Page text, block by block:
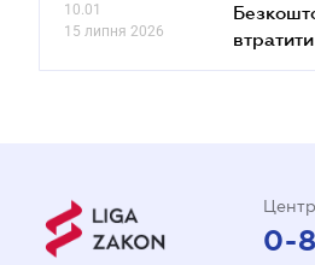
10.01
15 липня 2026
0-